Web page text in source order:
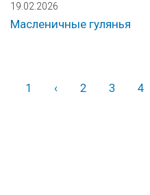
19.02.2026
Масленичные гулянья
1 ‹Назад
2 3 4